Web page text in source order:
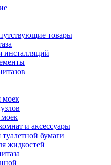
товары
инсталляций
моек
и аксессуары
бумаги
жидкостей